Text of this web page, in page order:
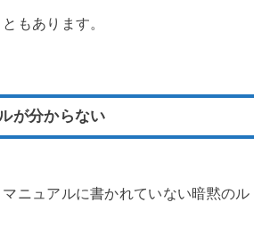
もあります。
が分からない
ニュアルに書かれていない暗黙のル